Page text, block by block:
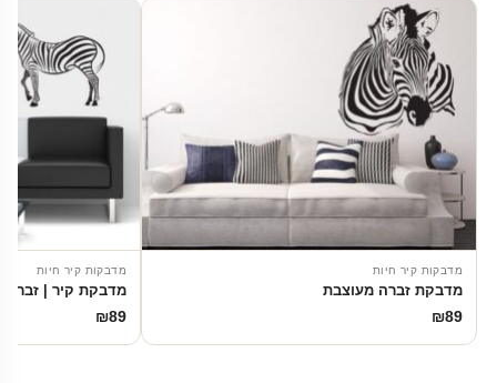
מדבקות קיר חיות
מדבקת זברה מעוצבת
₪89
מדבקות קיר חיות
מדבקת קיר | זברות
₪89